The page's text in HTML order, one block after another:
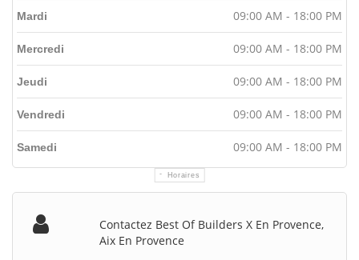
Horaires
Mardi 09:00 AM - 18:00 PM
Mercredi 09:00 AM - 18:00 PM
Jeudi 09:00 AM - 18:00 PM
Vendredi 09:00 AM - 18:00 PM
Samedi 09:00 AM - 18:00 PM
Contactez Best Of Builders X En Provence,
Aix En Provence